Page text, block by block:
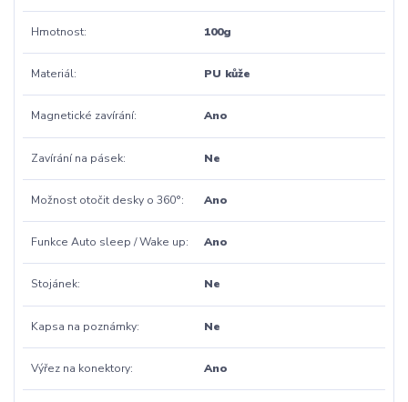
Hmotnost 100g
Materiál PU kůže
Magnetické zavírání Ano
Zavírání na pásek Ne
Možnost otočit desky o 360° Ano
Funkce Auto sleep / Wake up Ano
Stojánek Ne
Kapsa na poznámky Ne
Výřez na konektory Ano